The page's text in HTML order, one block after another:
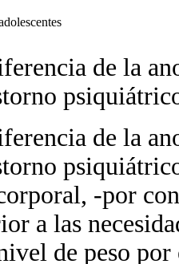
de la
de la
-por
a las
de peso